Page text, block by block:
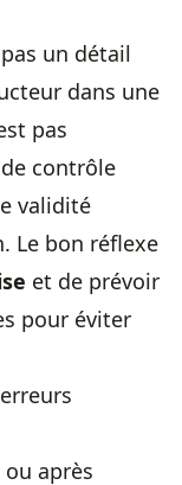
un détail
dans une
pas
contrôle
validité
Le bon réflexe
et de prévoir
pour éviter
ou après